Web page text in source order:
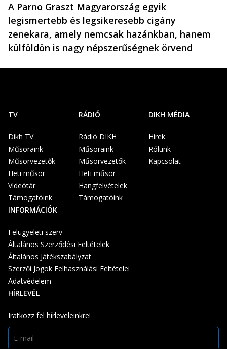
A Parno Graszt Magyarország egyik
legismertebb és legsikeresebb cigány
zenekara, amely nemcsak hazánkban, hanem
külföldön is nagy népszerűségnek örvend
TV
Dikh TV
Műsoraink
Műsorvezetők
Heti műsor
Videótár
Támogatóink
RÁDIÓ
Rádió DIKH
Műsoraink
Műsorvezetők
Heti műsor
Hangfelvételek
Támogatóink
DIKH MÉDIA
Hírek
Rólunk
Kapcsolat
INFORMÁCIÓK
Felügyeleti szerv
Általános Szerződési Feltételek
Általános Játékszabályzat
Szerzői Jogok Felhasználási Feltételei
Adatvédelem
HÍRLEVÉL
Iratkozz fel hírleveleinkre!